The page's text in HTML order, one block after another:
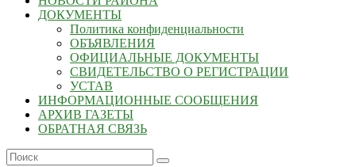
ДОКУМЕНТЫ
Политика конфиденциальности
ОБЪЯВЛЕНИЯ
ОФИЦИАЛЬНЫЕ ДОКУМЕНТЫ
СВИДЕТЕЛЬСТВО О РЕГИСТРАЦИИ
УСТАВ
ИНФОРМАЦИОННЫЕ СООБЩЕНИЯ
АРХИВ ГАЗЕТЫ
ОБРАТНАЯ СВЯЗЬ